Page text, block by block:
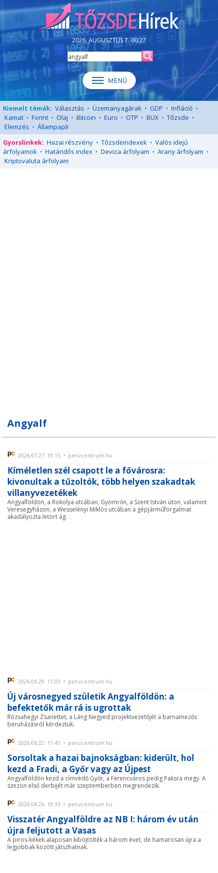
2026. AUGUSZTUS 7. 00:27
Kiemelt témák: Választás • Üzemanyagárak • GDP • Infláció •
Kamat • Forint • Olaj • Bitcoin • Euro • OTP • BUX • Tőzsde •
Elemzés • Állampapír
Gyorslinkek: Hazai részvény • Tőzsdeindexek • Valós idejű
árfolyamok • Határidős index • Deviza árfolyam • Arany árfolyam •
Kriptovaluta árfolyam
Angyalf
2026.07.27. 19:15 • penzcentrum.hu
Kíméletlen szél csapott le a fővárosra:
kivonultak a tűzoltók, több helyen szakadtak
villanyvezetékek
Angyalföldön, a Rokolya utcában, Gyömrőn, a Szent István úton, valamint
Veresegyházon, a Wesselényi Miklós utcában a gépjárműforgalmat
akadályozta letört ág.
2026.06.29. 11:05 • penzcentrum.hu
Új városnegyed születik Angyalföldön: a
befektetők már rá is ugrottak
Rózsahegyi Zsanettet, a Láng Negyed projektvezetőjét a barnamezős
beruházásról kérdeztük.
2026.06.22. 11:45 • penzcentrum.hu
Sorsoltak a hazai bajnokságban: kiderült, hol
kezd a Fradi, a Győr vagy az Újpest
Angyalföldön kezd a címvédő Győr, a Ferencváros pedig Paksra megy. A
szezon első derbijét már szeptemberben megrendezik.
2026.04.26. 19:35 • penzcentrum.hu
Visszatér Angyalföldre az NB I: három év után
újra feljutott a Vasas
A piros-kékek alaposan kiböjtölték a három évet, de hamarosan újra a
legjobbak között játszhatnak.